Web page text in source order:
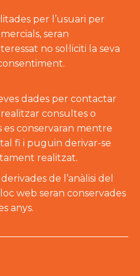
per l’usuari per
seran
no sol·liciti la seva
dades per contactar
realitzar consultes o
es conservaran mentre
fi i puguin derivar-se
realitzat.
de l’anàlisi del
web seran conservades
anys.